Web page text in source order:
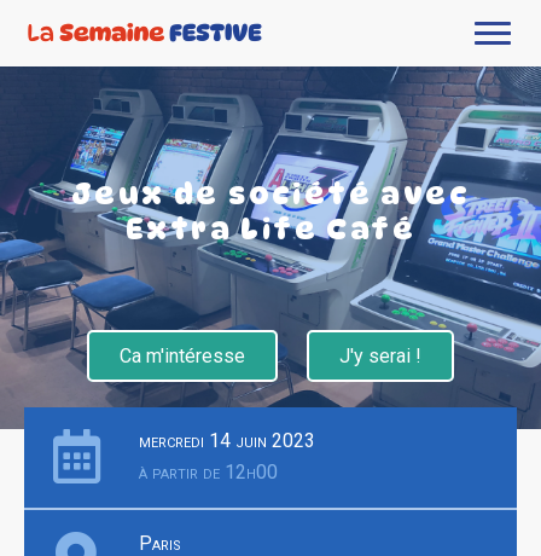
Jeux de société avec
Extra Life Café
Ca m'intéresse J'y serai !
mercredi 14 juin 2023
à partir de 12h00
Paris